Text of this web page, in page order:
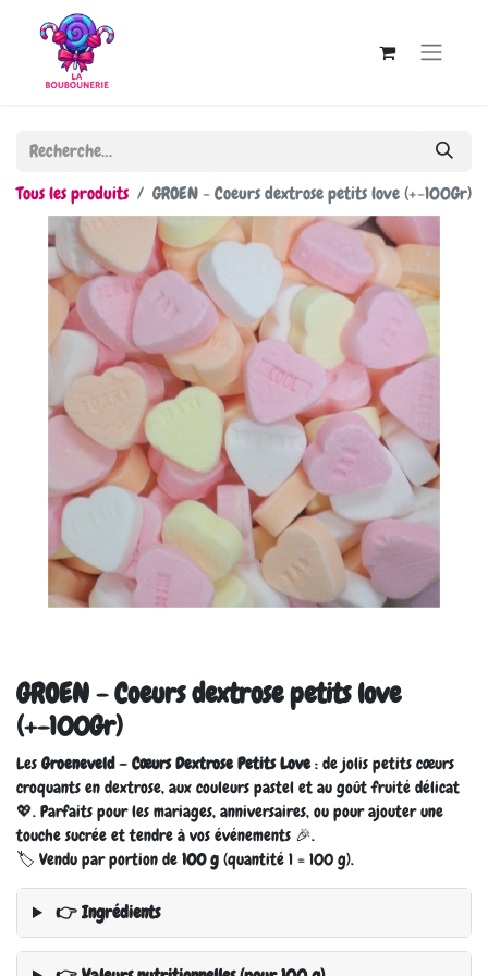
Tous les produits GROEN - Coeurs dextrose petits love (+-100Gr)
GROEN - Coeurs dextrose petits love
(+-100Gr)
Les Groeneveld – Cœurs Dextrose Petits Love: de jolis petits cœurs
croquants en dextrose, aux couleurs pastel et au goût fruité délicat
💖. Parfaits pour les mariages, anniversaires, ou pour ajouter une
touche sucrée et tendre à vos événements 🎉.
🏷️ Vendu par portion de 100 g (quantité 1 = 100 g).
👉 Ingrédients